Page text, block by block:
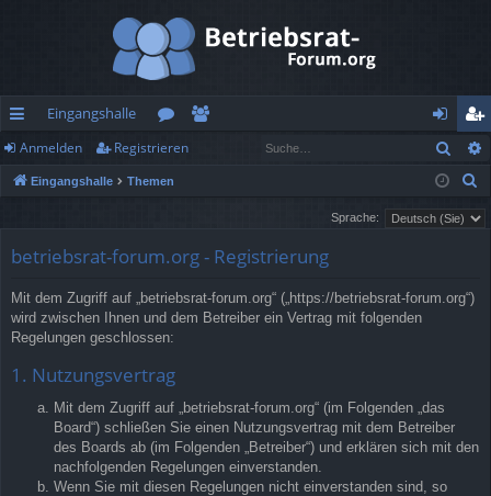
ch
ne
ug
rif
f
Eingangshalle
or
en
r
n
m
el
n
eg
ist
rie
n
Anmelden Registrieren
Eingangshalle Themen
c
Sprache:
betriebsrat-forum.org - Registrierung
Mit dem Zugriff auf „betriebsrat-forum.org“ („https://betriebsrat-forum.org“)
wird zwischen Ihnen und dem Betreiber ein Vertrag mit folgenden
Regelungen geschlossen:
1. Nutzungsvertrag
Mit dem Zugriff auf „betriebsrat-forum.org“ (im Folgenden „das
Board“) schließen Sie einen Nutzungsvertrag mit dem Betreiber
des Boards ab (im Folgenden „Betreiber“) und erklären sich mit den
nachfolgenden Regelungen einverstanden.
Wenn Sie mit diesen Regelungen nicht einverstanden sind, so